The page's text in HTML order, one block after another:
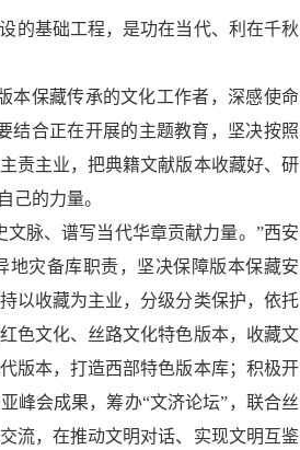
的基础工程，是功在当代、利在千秋
本保藏传承的文化工作者，深感使命
结合正在开展的主题教育，坚决按照
责主业，把典籍文献版本收藏好、研
己的力量。
脉、谱写当代华章贡献力量。”西安
地灾备库职责，坚决保障版本保藏安
以收藏为主业，分级分类保护，依托
色文化、丝路文化特色版本，收藏文
版本，打造西部特色版本库；积极开
峰会成果，筹办“文济论坛”，联合丝
流，在推动文明对话、实现文明互鉴